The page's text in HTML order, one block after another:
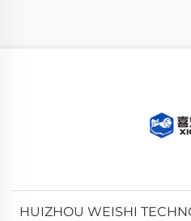
HUIZHOU WEISHI